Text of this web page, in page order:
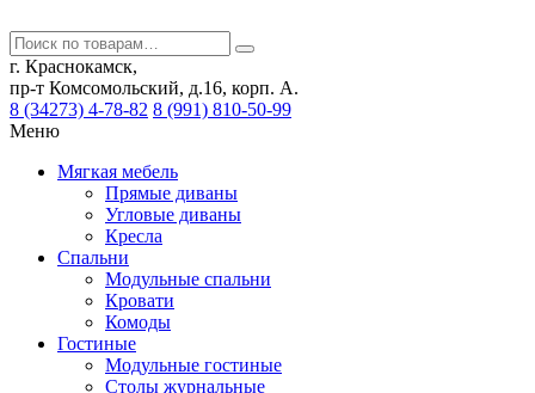
г. Краснокамск,
пр-т Комсомольский, д.16, корп. А.
8 (34273) 4-78-82 8 (991) 810-50-99
Меню
Мягкая мебель
Прямые диваны
Угловые диваны
Кресла
Спальни
Модульные спальни
Кровати
Комоды
Гостиные
Модульные гостиные
Столы журнальные